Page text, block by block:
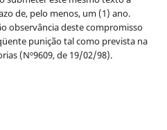
de, pelo menos, um (1) ano.
observância deste compromisso
punição tal como prevista na
(Nº9609, de 19/02/98).